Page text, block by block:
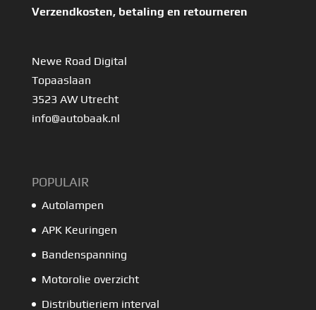
Verzendkosten, betaling en retourneren
Newe Road Digital
Topaaslaan
3523 AW Utrecht
info@autobaak.nl
POPULAIR
Autolampen
APK Keuringen
Bandenspanning
Motorolie overzicht
Distributieriem interval